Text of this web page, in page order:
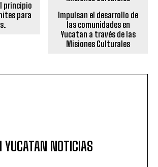
principio
para
Impulsan el desarrollo de
las comunidades en
Yucatan a través de las
Misiones Culturales
YUCATAN NOTICIAS